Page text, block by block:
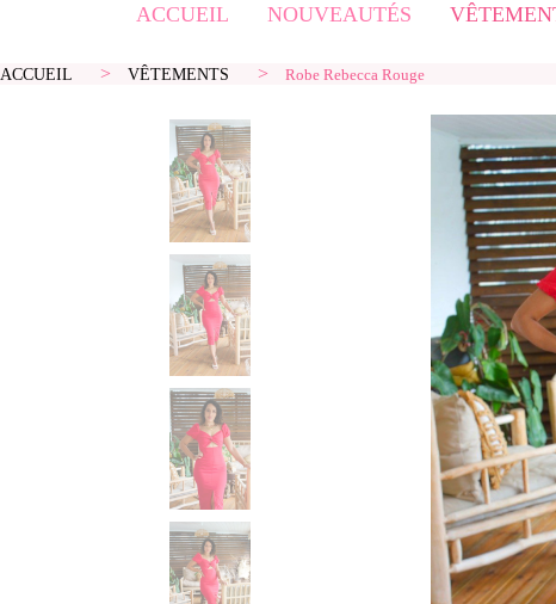
ACCUEIL NOUVEAUTÉS
Robes Mi-
Robes
ACCUEIL VÊTEMENTS Robe Rebecca Rouge